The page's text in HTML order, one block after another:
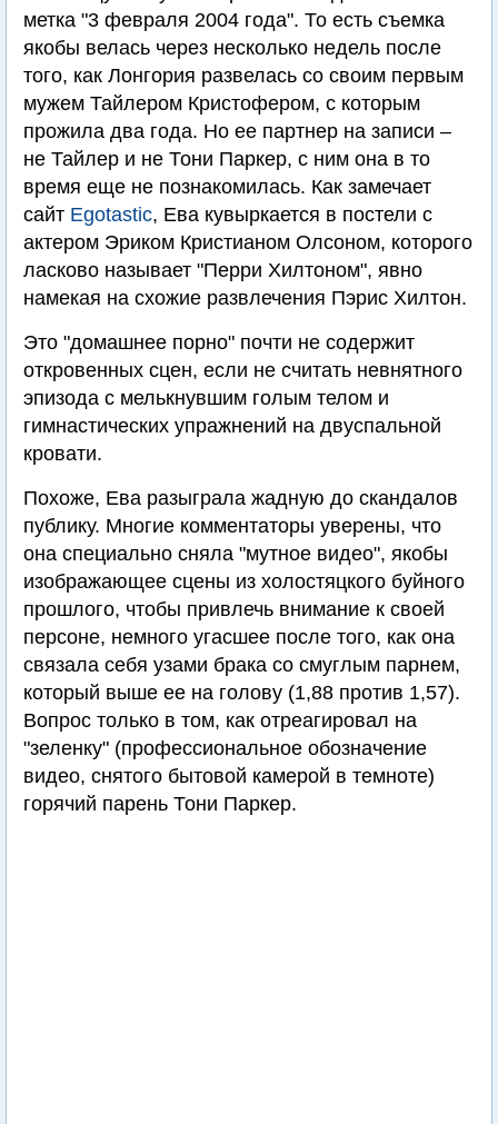
метка "3 февраля 2004 года". То есть съемка
якобы велась через несколько недель после
того, как Лонгория развелась со своим первым
мужем Тайлером Кристофером, с которым
прожила два года. Но ее партнер на записи –
не Тайлер и не Тони Паркер, с ним она в то
время еще не познакомилась. Как замечает
сайт Egotastic, Ева кувыркается в постели с
актером Эриком Кристианом Олсоном, которого
ласково называет "Перри Хилтоном", явно
намекая на схожие развлечения Пэрис Хилтон.
Это "домашнее порно" почти не содержит
откровенных сцен, если не считать невнятного
эпизода с мелькнувшим голым телом и
гимнастических упражнений на двуспальной
кровати.
Похоже, Ева разыграла жадную до скандалов
публику. Многие комментаторы уверены, что
она специально сняла "мутное видео", якобы
изображающее сцены из холостяцкого буйного
прошлого, чтобы привлечь внимание к своей
персоне, немного угасшее после того, как она
связала себя узами брака со смуглым парнем,
который выше ее на голову (1,88 против 1,57).
Вопрос только в том, как отреагировал на
"зеленку" (профессиональное обозначение
видео, снятого бытовой камерой в темноте)
горячий парень Тони Паркер.